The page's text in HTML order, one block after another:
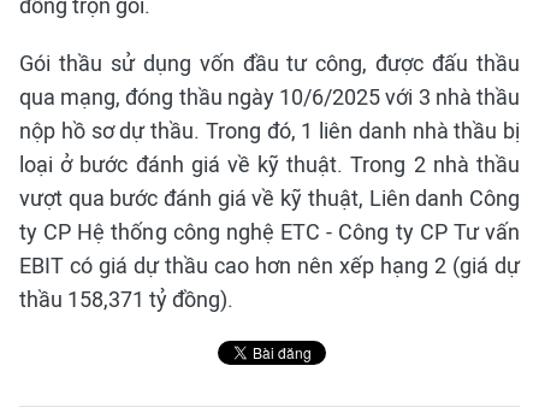
đồng trọn gói.
Gói thầu sử dụng vốn đầu tư công, được đấu thầu
qua mạng, đóng thầu ngày 10/6/2025 với 3 nhà thầu
nộp hồ sơ dự thầu. Trong đó, 1 liên danh nhà thầu bị
loại ở bước đánh giá về kỹ thuật. Trong 2 nhà thầu
vượt qua bước đánh giá về kỹ thuật, Liên danh Công
ty CP Hệ thống công nghệ ETC - Công ty CP Tư vấn
EBIT có giá dự thầu cao hơn nên xếp hạng 2 (giá dự
thầu 158,371 tỷ đồng).